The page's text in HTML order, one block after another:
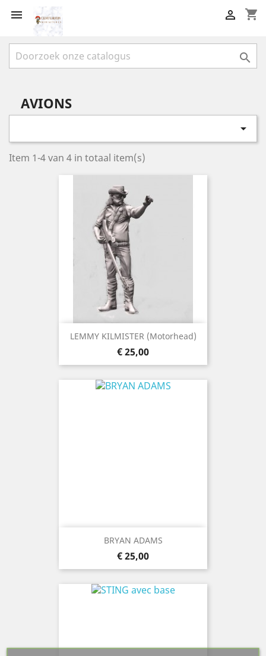
 shopping_cart


AVIONS

Item 1-4 van 4 in totaal item(s)
LEMMY KILMISTER (Motorhead)
Prijs
€ 25,00
BRYAN ADAMS
Prijs
€ 25,00